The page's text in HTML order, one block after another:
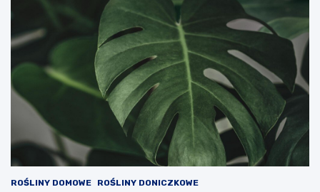
ROŚLINY DOMOWE ROŚLINY DONICZKOWE